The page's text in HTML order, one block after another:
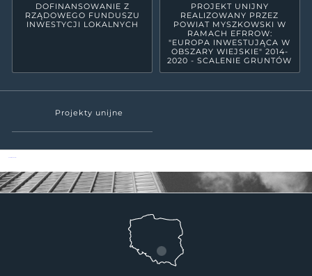
DOFINANSOWANIE Z
RZĄDOWEGO FUNDUSZU
INWESTYCJI LOKALNYCH
PROJEKT UNIJNY
REALIZOWANY PRZEZ
POWIAT MYSZKOWSKI W
RAMACH EFRROW:
"EUROPA INWESTUJĄCA W
OBSZARY WIEJSKIE" 2014-
2020 - SCALENIE GRUNTÓW
Projekty unijne